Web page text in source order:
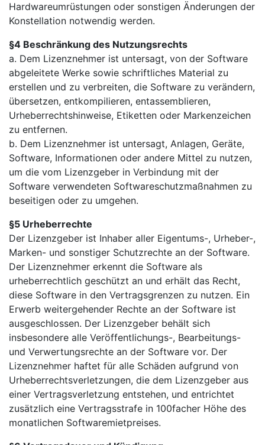
Hardwareumrüstungen oder sonstigen Änderungen der
Konstellation notwendig werden.
§4 Beschränkung des Nutzungsrechts
a. Dem Lizenznehmer ist untersagt, von der Software
abgeleitete Werke sowie schriftliches Material zu
erstellen und zu verbreiten, die Software zu verändern,
übersetzen, entkompilieren, entassemblieren,
Urheberrechtshinweise, Etiketten oder Markenzeichen
zu entfernen.
b. Dem Lizenznehmer ist untersagt, Anlagen, Geräte,
Software, Informationen oder andere Mittel zu nutzen,
um die vom Lizenzgeber in Verbindung mit der
Software verwendeten Softwareschutzmaßnahmen zu
beseitigen oder zu umgehen.
§5 Urheberrechte
Der Lizenzgeber ist Inhaber aller Eigentums-, Urheber-,
Marken- und sonstiger Schutzrechte an der Software.
Der Lizenznehmer erkennt die Software als
urheberrechtlich geschützt an und erhält das Recht,
diese Software in den Vertragsgrenzen zu nutzen. Ein
Erwerb weitergehender Rechte an der Software ist
ausgeschlossen. Der Lizenzgeber behält sich
insbesondere alle Veröffentlichungs-, Bearbeitungs-
und Verwertungsrechte an der Software vor. Der
Lizenznehmer haftet für alle Schäden aufgrund von
Urheberrechtsverletzungen, die dem Lizenzgeber aus
einer Vertragsverletzung entstehen, und entrichtet
zusätzlich eine Vertragsstrafe in 100facher Höhe des
monatlichen Softwaremietpreises.